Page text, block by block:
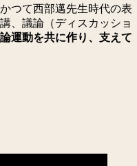
つて西部邁先生時代の表
、議論（ディスカッショ
運動を共に作り、支えて